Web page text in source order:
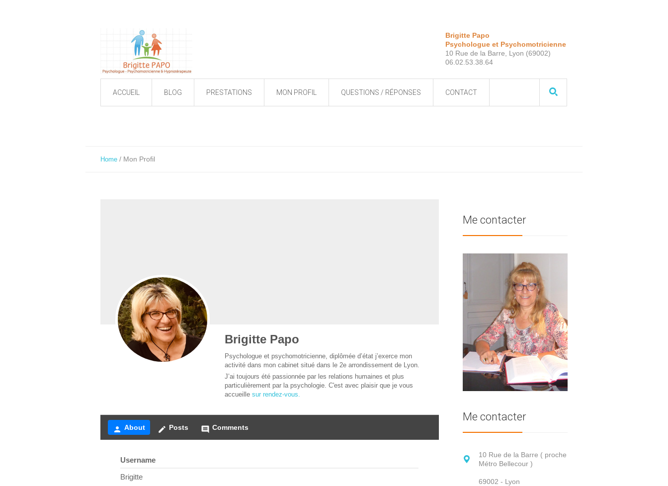
Brigitte Papo
Psychologue et Psychomotricienne
10 Rue de la Barre, Lyon (69002)
06.02.53.38.64
ACCUEIL BLOG PRESTATIONS MON PROFIL QUESTIONS / RÉPONSES CONTACT
Home / Mon Profil
Brigitte Papo
Psychologue et psychomotricienne, diplômée d’état j’exerce mon
activité dans mon cabinet situé dans le 2e arrondissement de Lyon.
J’ai toujours été passionnée par les relations humaines et plus
particulièrement par la psychologie. C'est avec plaisir que je vous
accueille sur rendez-vous.
person About create Posts comment Comments
Username
Brigitte
Me contacter
Me contacter
10 Rue de la Barre ( proche
Métro Bellecour )
69002 - Lyon